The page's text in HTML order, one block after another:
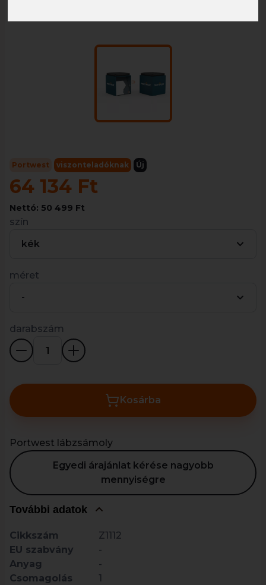
Portwest viszonteladóknak Új
64 134 Ft
Nettó: 50 499 Ft
szín
kék
méret
-
darabszám
Kosárba
Portwest lábzsámoly
Egyedi árajánlat kérése nagyobb
mennyiségre
További adatok
Cikkszám
Z1112
EU szabvány
-
Anyag
-
Csomagolás
1